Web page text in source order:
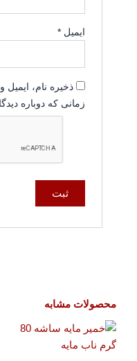
ایمیل*
ذخیره نام،
زمانی که دوباره
محصولات مشابه